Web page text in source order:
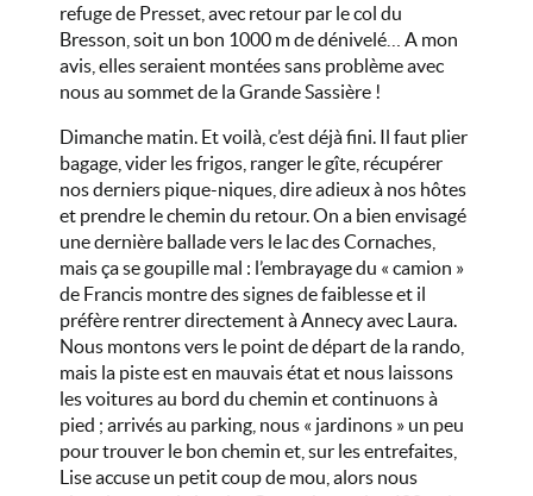
refuge de Presset, avec retour par le col du
Bresson, soit un bon 1000 m de dénivelé… A mon
avis, elles seraient montées sans problème avec
nous au sommet de la Grande Sassière !
Dimanche matin. Et voilà, c’est déjà fini. Il faut plier
bagage, vider les frigos, ranger le gîte, récupérer
nos derniers pique-niques, dire adieux à nos hôtes
et prendre le chemin du retour. On a bien envisagé
une dernière ballade vers le lac des Cornaches,
mais ça se goupille mal : l’embrayage du « camion »
de Francis montre des signes de faiblesse et il
préfère rentrer directement à Annecy avec Laura.
Nous montons vers le point de départ de la rando,
mais la piste est en mauvais état et nous laissons
les voitures au bord du chemin et continuons à
pied ; arrivés au parking, nous « jardinons » un peu
pour trouver le bon chemin et, sur les entrefaites,
Lise accuse un petit coup de mou, alors nous